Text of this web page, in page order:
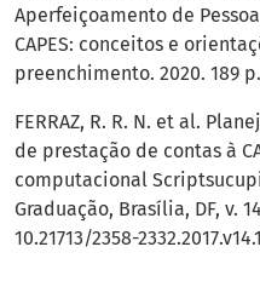
Aperfeiçoamento de
CAPES: conceitos e
preenchimento. 2020. 189 p.
FERRAZ, R. R. N. et al.
de prestação de contas à
computacional
Graduação, Brasília, DF, v.
10.21713/2358-